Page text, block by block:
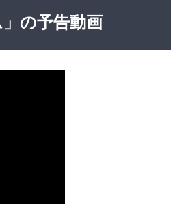
の予告動画